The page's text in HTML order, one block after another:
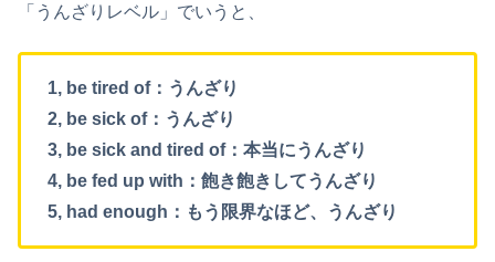
「うんざりレベル」でいうと、
1, be tired of：うんざり
2, be sick of：うんざり
3, be sick and tired of：本当にうんざり
4, be fed up with：飽き飽きしてうんざり
5, had enough：もう限界なほど、うんざり